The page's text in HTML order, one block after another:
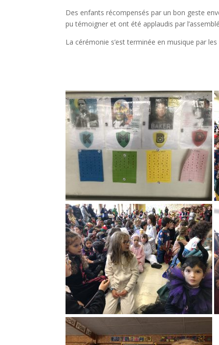
Des enfants récompensés par un bon geste
pu témoigner et ont été applaudis par
La cérémonie s’est terminée en musique par